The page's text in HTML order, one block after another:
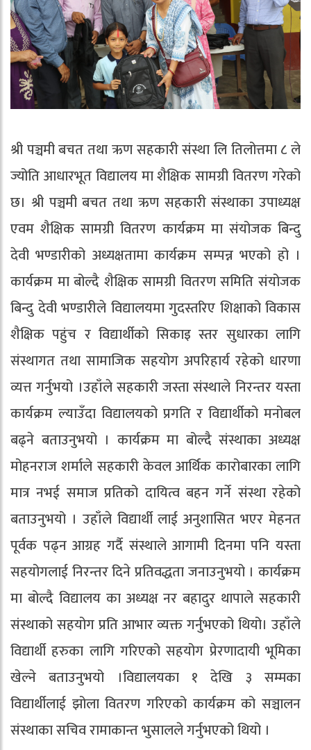
श्री पञ्चमी बचत तथा ऋण सहकारी संस्था लि तिलोत्तमा ८ ले
ज्योति आधारभूत विद्यालय मा शैक्षिक सामग्री वितरण गरेको
छ। श्री पञ्चमी बचत तथा ऋण सहकारी संस्थाका उपाध्यक्ष
एवम शैक्षिक सामग्री वितरण कार्यक्रम मा संयोजक बिन्दु
देवी भण्डारीको अध्यक्षतामा कार्यक्रम सम्पन्न भएको हो ।
कार्यक्रम मा बोल्दै शैक्षिक सामग्री वितरण समिति संयोजक
बिन्दु देवी भण्डारीले विद्यालयमा गुदस्तरिए शिक्षाको विकास
शैक्षिक पहुंच र विद्यार्थीको सिकाइ स्तर सुधारका लागि
संस्थागत तथा सामाजिक सहयोग अपरिहार्य रहेको धारणा
व्यत्त गर्नुभयो ।उहाँले सहकारी जस्ता संस्थाले निरन्तर यस्ता
कार्यक्रम ल्याउँदा विद्यालयको प्रगति र विद्यार्थीको मनोबल
बढ्ने बताउनुभयो । कार्यक्रम मा बोल्दै संस्थाका अध्यक्ष
मोहनराज शर्माले सहकारी केवल आर्थिक कारोबारका लागि
मात्र नभई समाज प्रतिको दायित्व बहन गर्ने संस्था रहेको
बताउनुभयो । उहाँले विद्यार्थी लाई अनुशासित भएर मेहनत
पूर्वक पढ्न आग्रह गर्दै संस्थाले आगामी दिनमा पनि यस्ता
सहयोगलाई निरन्तर दिने प्रतिवद्धता जनाउनुभयो । कार्यक्रम
मा बोल्दै विद्यालय का अध्यक्ष नर बहादुर थापाले सहकारी
संस्थाको सहयोग प्रति आभार व्यक्त गर्नुभएको थियो। उहाँले
विद्यार्थी हरुका लागि गरिएको सहयोग प्रेरणादायी भूमिका
खेल्ने बताउनुभयो ।विद्यालयका १ देखि ३ सम्मका
विद्यार्थीलाई झोला वितरण गरिएको कार्यक्रम को सञ्चालन
संस्थाका सचिव रामाकान्त भुसालले गर्नुभएको थियो ।